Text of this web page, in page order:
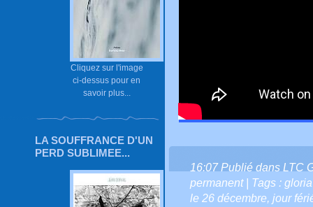
Cliquez sur l'image
ci-dessus pour en
savoir plus...
LA SOUFFRANCE D'UN
PERD SUBLIMEE...
16:07 Publié dans LTC
permanent| Tags :
le 26 décembre, jour